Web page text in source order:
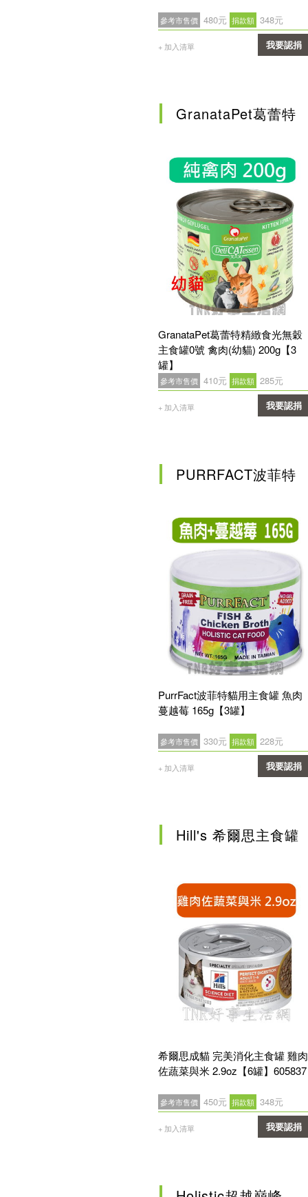
參考市售價 480元 捐款額 348元
+ 加入清單 我要認捐
GranataPet葛蕾特
GranataPet葛蕾特精緻食光無穀
主食罐0號 禽肉(幼貓) 200g【3
罐】
參考市售價 410元 捐款額 285元
+ 加入清單 我要認捐
PURRFACT波菲特
PurrFact波菲特貓用主食罐 魚肉
蔓越莓 165g【3罐】
參考市售價 330元 捐款額 228元
+ 加入清單 我要認捐
Hill's 希爾思主食罐
希爾思成貓 完美消化主食罐 雞肉
佐蔬菜與米 2.9oz【6罐】605837
參考市售價 450元 捐款額 348元
+ 加入清單 我要認捐